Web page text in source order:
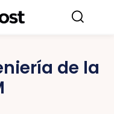
de la